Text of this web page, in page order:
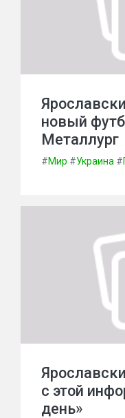
новый
Металлург
#Мир #Украина #
с этой
день»